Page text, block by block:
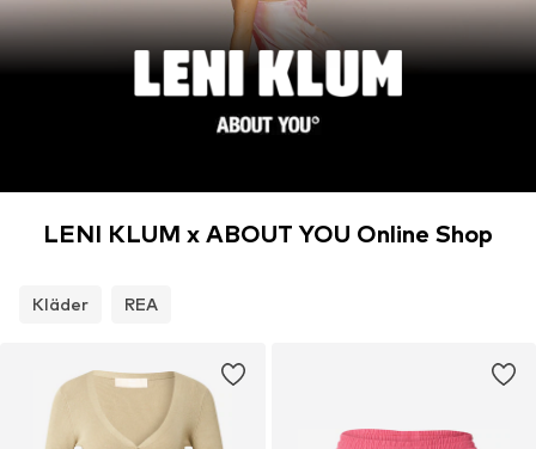
LENI KLUM x ABOUT YOU Online Shop
Kläder REA